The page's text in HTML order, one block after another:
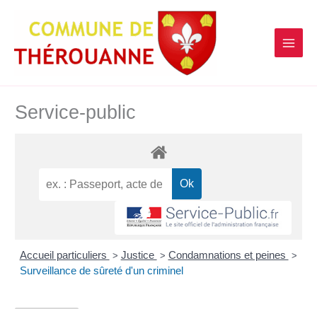
contenu
Service-public
Accueil particuliers > Justice > Condamnations et peines >
Surveillance de sûreté d'un criminel